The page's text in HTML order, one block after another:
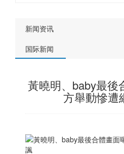
新闻资讯
国际新闻
黃曉明、baby最後
方舉動慘遭